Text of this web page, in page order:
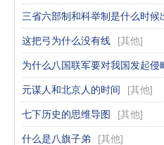
三省六部制和科举制是什么时候
这把弓为什么没有线 [其他]
为什么八国联军要对我国发起侵
元谋人和北京人的时间 [其他]
七下历史的思维导图 [其他]
什么是八旗子弟 [其他]